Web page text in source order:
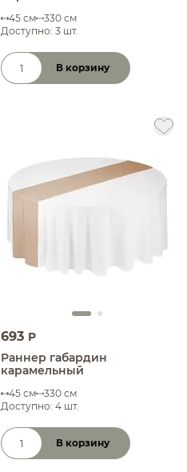
45 см
330 см
Доступно: 3 шт.
Количество товара
В корзину
693 P
Раннер габардин
карамельный
45 см
330 см
Доступно: 4 шт.
Количество товара
В корзину